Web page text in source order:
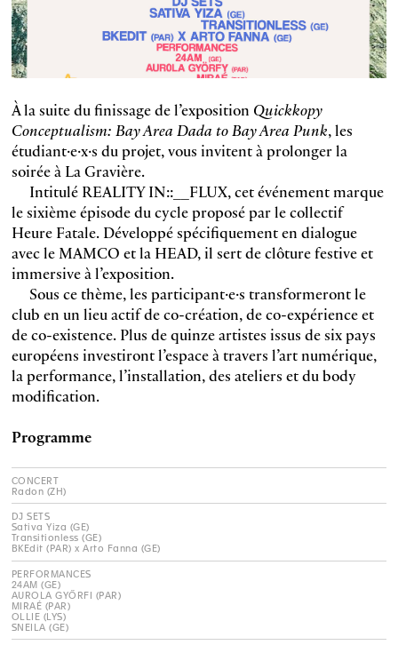
À la suite du finissage de l’exposition Quickkopy
Conceptualism: Bay Area Dada to Bay Area Punk, les
étudiant·e·x·s du projet, vous invitent à prolonger la
soirée à La Gravière.
Intitulé REALITY IN::__FLUX, cet événement marque
le sixième épisode du cycle proposé par le collectif
Heure Fatale. Développé spécifiquement en dialogue
avec le MAMCO et la HEAD, il sert de clôture festive et
immersive à l’exposition.
Sous ce thème, les participant·e·s transformeront le
club en un lieu actif de co-création, de co-expérience et
de co-existence. Plus de quinze artistes issus de six pays
européens investiront l’espace à travers l’art numérique,
la performance, l’installation, des ateliers et du body
modification.
Programme
CONCERT
Radon (ZH)
DJ SETS
Sativa Yiza (GE)
Transitionless (GE)
BKEdit (PAR) x Arto Fanna (GE)
PERFORMANCES
24AM (GE)
AUROLA GYŐRFI (PAR)
MIRAÉ (PAR)
OLLIE (LYS)
SNEILA (GE)